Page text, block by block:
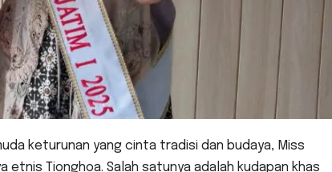
keturunan yang cinta tradisi dan budaya, Miss
Tionghoa. Salah satunya adalah kudapan khas